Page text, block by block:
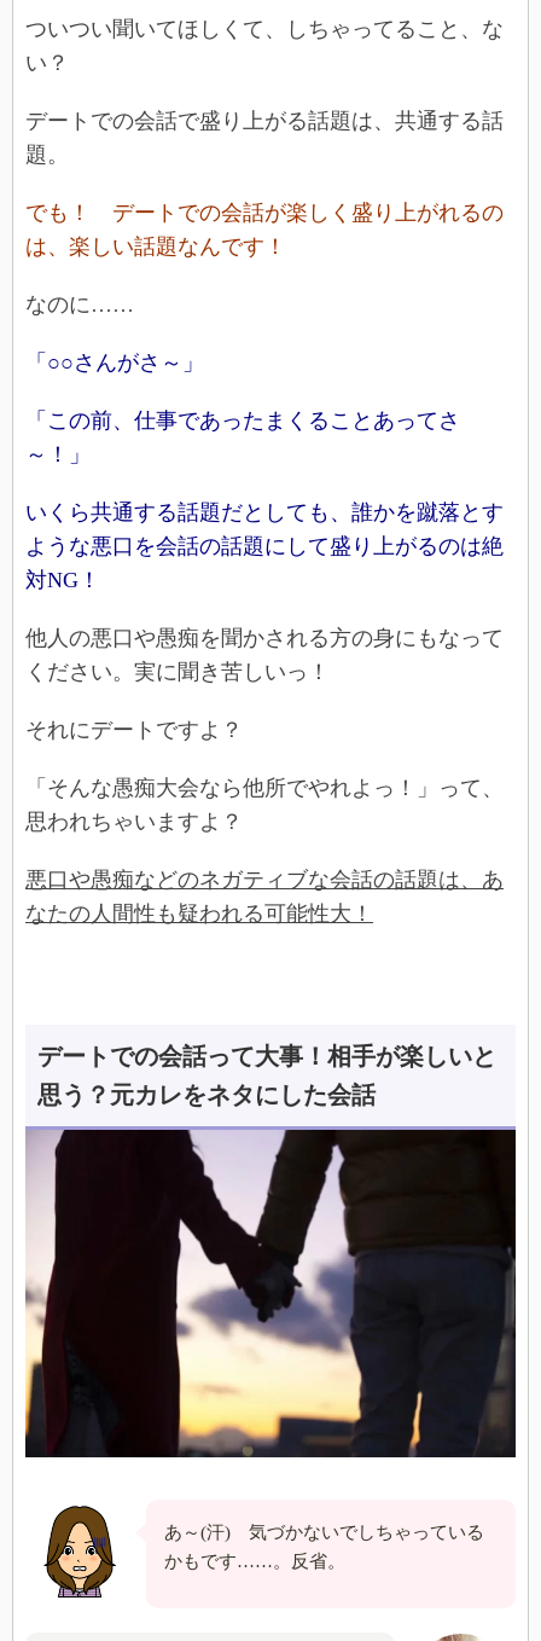
ついつい聞いてほしくて、しちゃってること、な
い？
デートでの会話で盛り上がる話題は、共通する話
題。
でも！ デートでの会話が楽しく盛り上がれるの
は、楽しい話題なんです！
なのに……
「○○さんがさ～」
「この前、仕事であったまくることあってさ
～！」
いくら共通する話題だとしても、誰かを蹴落とす
ような悪口を会話の話題にして盛り上がるのは絶
対NG！
他人の悪口や愚痴を聞かされる方の身にもなって
ください。実に聞き苦しいっ！
それにデートですよ？
「そんな愚痴大会なら他所でやれよっ！」って、
思われちゃいますよ？
悪口や愚痴などのネガティブな会話の話題は、あ
なたの人間性も疑われる可能性大！
デートでの会話って大事！相手が楽しいと
思う？元カレをネタにした会話
あ～(汗) 気づかないでしちゃっている
かもです……。反省。